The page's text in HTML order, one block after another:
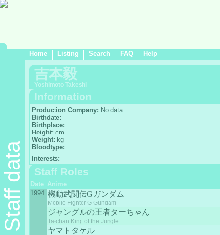
Home Listing Search FAQ Help
Staff data
吉本毅
Yoshimoto Takeshi
Information
Production Company: No data
Birthdate:
Birthplace:
Height: cm
Weight: kg
Bloodtype:
Interests:
Staff Roles
Date Anime
1994 機動武闘伝Gガンダム
Mobile Fighter G Gundam
ジャングルの王者ターちゃん
Ta-chan King of the Jungle
ヤマトタケル